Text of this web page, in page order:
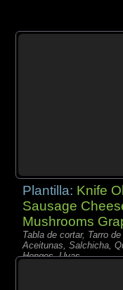
Plantilla: Knife
Sausage
Mushrooms
Tabla de cortar, Tarro
Aceitunas, Salchicha,
Hongos, Uvas,